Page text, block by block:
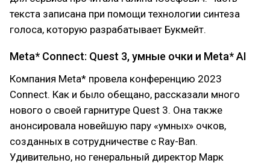
текста записана при помощи технологии синтеза
голоса, которую разрабатывает Букмейт.
Meta* Connect: Quest 3, умные очки и Meta* AI
Компания Meta* провела конференцию 2023
Connect. Как и было обещано, рассказали много
нового о своей гарнитуре Quest 3. Она также
анонсировала новейшую пару «умных» очков,
созданных в сотрудничестве с Ray-Ban.
Удивительно, но генеральный директор Марк